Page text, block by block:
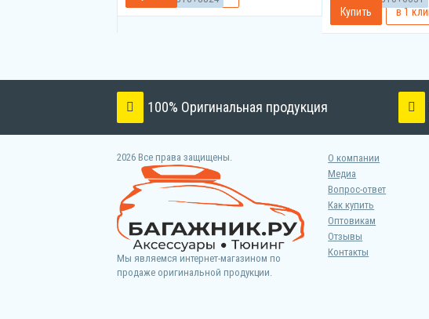
100% Оригинальная продукция
2026 Все права защищены.
Мы являемся интернет-магазином по
продаже оригинальной продукции.
О компании
Медиа
Вопрос-ответ
Как купить
Оптовикам
Отзывы
Контакты